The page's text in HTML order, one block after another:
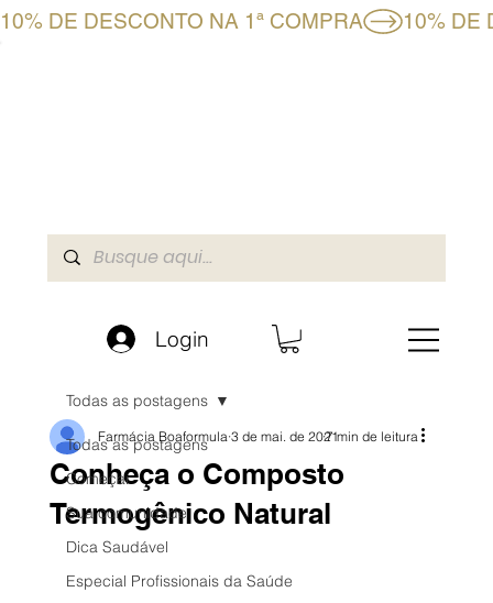
10% DE DESCONTO NA 1ª COMPRA
Login
Todas as postagens
Começar
Sua comunidade
Dica Saudável
Especial Profissionais da Saúde
Todas as postagens
Conheça o Composto
Termogênico Natural
Farmácia Boaformula 3 de mai. de 20217 min de leitura